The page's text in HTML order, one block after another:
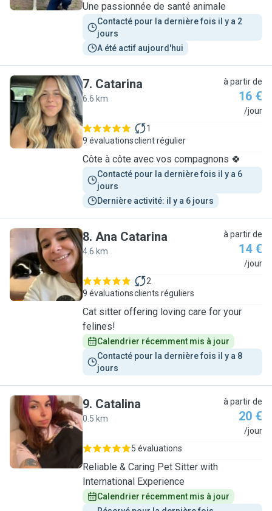
Une passionnée de santé animale
Contacté pour la dernière fois il y a 2
jours
A été actif aujourd'hui
C
7. Catarina
6.6 km
à partir de
16 €
/jour
9 évaluations
1
client régulier
Côte à côte avec vos compagnons 🍀
Contacté pour la dernière fois il y a 6
jours
Dernière activité: il y a 6 jours
A
8. Ana Catarina
4.6 km
à partir de
14 €
/jour
9 évaluations
2
clients réguliers
Cat sitter offering loving care for your
felines!
Calendrier récemment mis à jour
Contacté pour la dernière fois il y a 8
jours
C
9. Catalina
0.5 km
à partir de
20 €
/jour
5 évaluations
Reliable & Caring Pet Sitter with
International Experience
Calendrier récemment mis à jour